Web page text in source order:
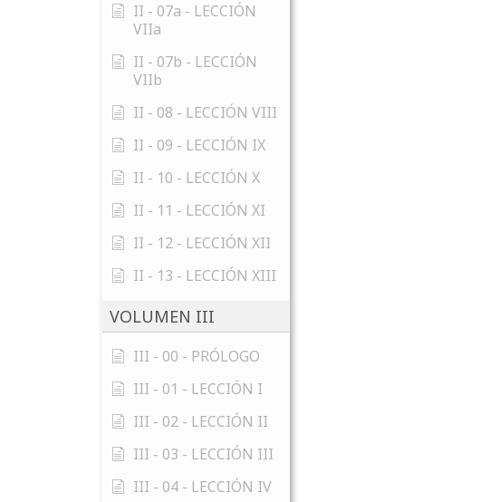
II - 07a - LECCIÓN
VIIa
II - 07b - LECCIÓN
VIIb
II - 08 - LECCIÓN VIII
II - 09 - LECCIÓN IX
II - 10 - LECCIÓN X
II - 11 - LECCIÓN XI
II - 12 - LECCIÓN XII
II - 13 - LECCIÓN XIII
VOLUMEN III
III - 00 - PRÓLOGO
III - 01 - LECCIÓN I
III - 02 - LECCIÓN II
III - 03 - LECCIÓN III
III - 04 - LECCIÓN IV